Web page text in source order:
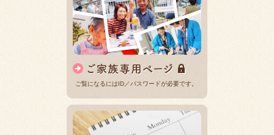
ご覧になるにはID／パスワードが必要です。